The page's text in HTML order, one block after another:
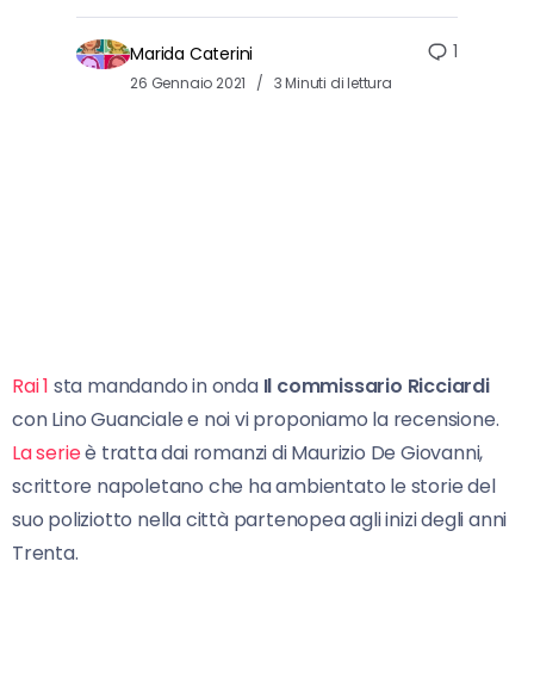
Marida Caterini
26 Gennaio 2021 3 Minuti di lettura
1
Rai 1 sta mandando in onda Il commissario Ricciardi
con Lino Guanciale e noi vi proponiamo la recensione.
La serieè tratta dai romanzi di Maurizio De Giovanni,
scrittore napoletano che ha ambientato le storie del
suo poliziotto nella città partenopea agli inizi degli anni
Trenta.